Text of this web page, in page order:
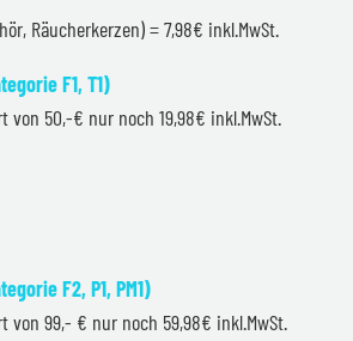
Räucherkerzen) = 7,98€ inkl.MwSt.
F1, T1)
von 50,-€ nur noch 19,98€ inkl.MwSt.
F2, P1, PM1)
von 99,- € nur noch 59,98€ inkl.MwSt.